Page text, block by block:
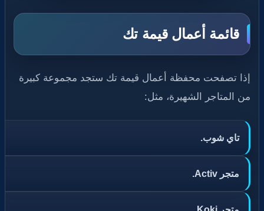
قائمة أعمال قيمة تك
إذا تصفحت محفظة أعمال قيمة تك ستجد مجموعة كبيرة
من المتاجر الشهيرة، مثل:
تاي شوب.
متجر Activ.